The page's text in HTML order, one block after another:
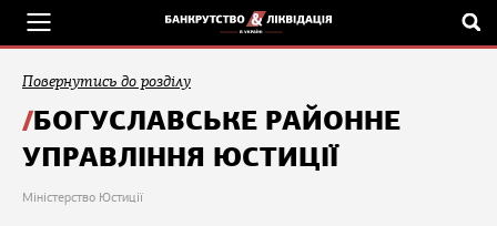
Повернутись до розділу
БОГУСЛАВСЬКЕ РАЙОННЕ
УПРАВЛІННЯ ЮСТИЦІЇ
Міністерство Юстиції